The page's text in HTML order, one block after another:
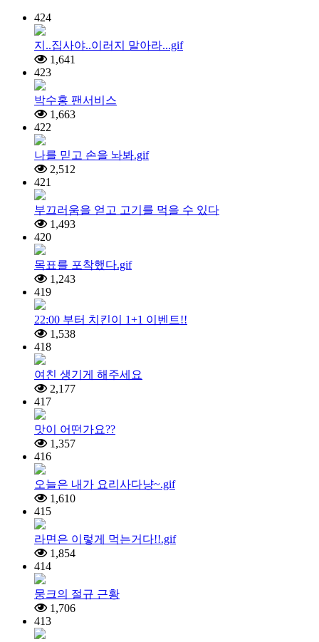
424
지..집사야..이러지 말아라...gif
1,641
423
박수홍 팬서비스
1,663
422
나를 믿고 손을 놔봐.gif
2,512
421
부끄러움을 얻고 고기를 먹을 수 있다
1,493
420
목표를 포착했다.gif
1,243
419
22:00 부터 치킨이 1+1 이벤트!!
1,538
418
여친 생기게 해주세요
2,177
417
맛이 어떤가요??
1,357
416
오늘은 내가 요리사다냥~.gif
1,610
415
라면은 이렇게 먹는거다!!.gif
1,854
414
뭉크의 절규 근황
1,706
413